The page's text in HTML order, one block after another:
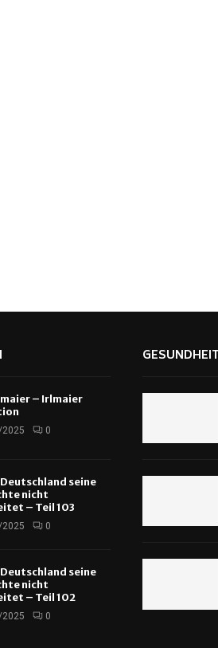
– Irlmaier
0
seine
nicht
– Teil 103
0
seine
nicht
– Teil 102
0
GESUNDHEIT